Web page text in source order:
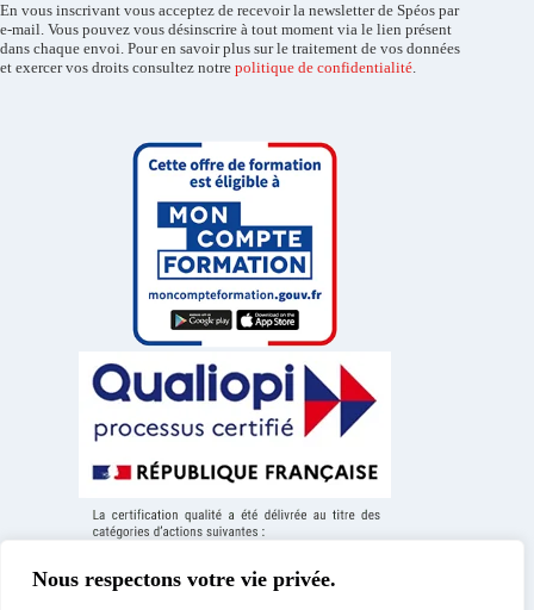
Nous respectons votre vie privée.
En vous inscrivant vous acceptez de recevoir la newsletter de Spéos par
e-mail. Vous pouvez vous désinscrire à tout moment via le lien présent
dans chaque envoi. Pour en savoir plus sur le traitement de vos données
et exercer vos droits consultez notre politique de confidentialité.